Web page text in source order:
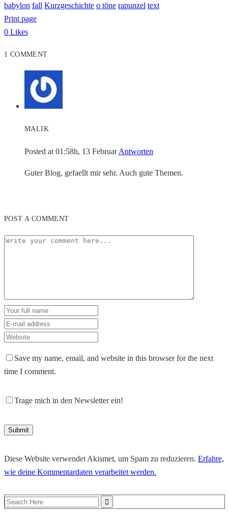
babylon fall Kurzgeschichte o töne rapunzel text
Print page
0 Likes
1 COMMENT
MALIK
Posted at 01:58h, 13 Februar Antworten
Guter Blog, gefaellt mir sehr. Auch gute Themen.
POST A COMMENT
Save my name, email, and website in this browser for the next
time I comment.
Trage mich in den Newsletter ein!
Diese Website verwendet Akismet, um Spam zu reduzieren. Erfahre,
wie deine Kommentardaten verarbeitet werden.